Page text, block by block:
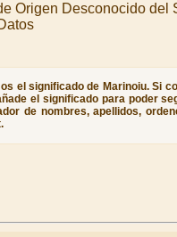
Origen Desconocido del
el significado de Marinoiu. Si
el significado para poder
de nombres, apellidos,